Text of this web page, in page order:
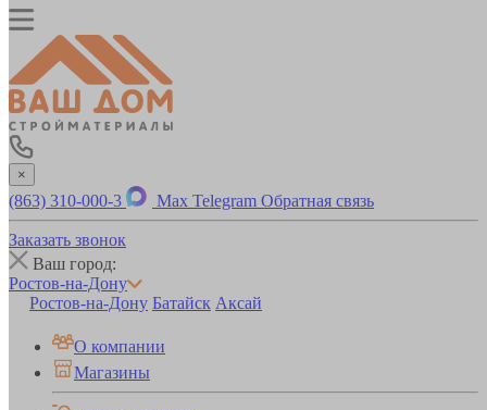
×
(863) 310-000-3 Max Telegram Обратная связь
Заказать звонок
Ваш город:
Ростов-на-Дону
Ростов-на-Дону Батайск Аксай
О компании
Магазины